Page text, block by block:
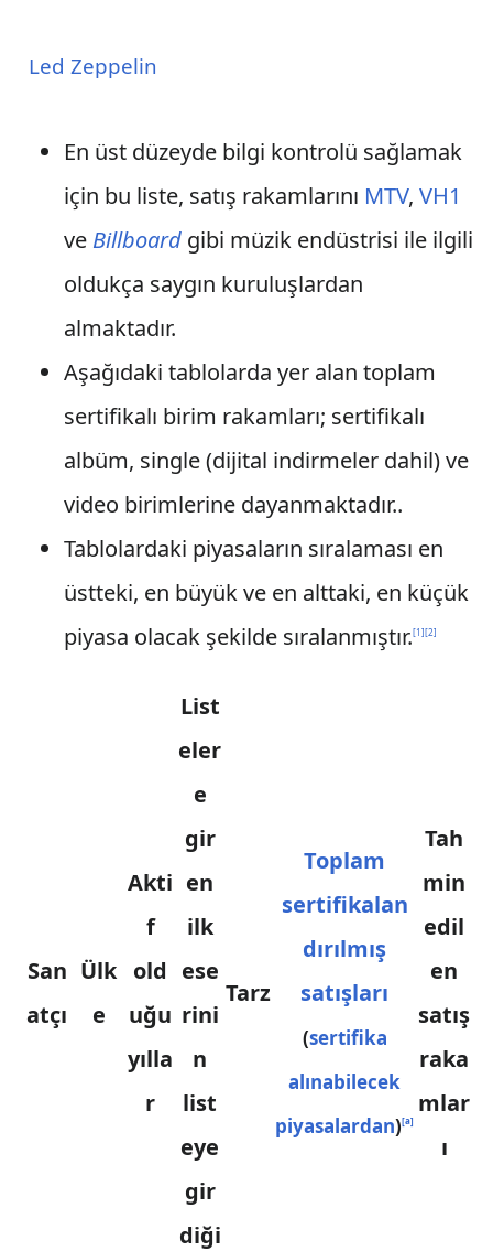
Led Zeppelin
En üst düzeyde bilgi kontrolü sağlamak
için bu liste, satış rakamlarını MTV, VH1
ve Billboardgibi müzik endüstrisi ile ilgili
oldukça saygın kuruluşlardan
almaktadır.
Aşağıdaki tablolarda yer alan toplam
sertifikalı birim rakamları; sertifikalı
albüm, single (dijital indirmeler dahil) ve
video birimlerine dayanmaktadır..
Tablolardaki piyasaların sıralaması en
üstteki, en büyük ve en alttaki, en küçük
piyasa olacak şekilde sıralanmıştır.[1][2]
San
atçı
Ülk
e
Akti
f
old
uğu
yılla
r
List
eler
e
gir
en
ilk
ese
rini
n
list
eye
gir
diği
Tarz
Toplam
sertifikalan
dırılmış
satışları
(sertifika
alınabilecek
piyasalardan)[a]
Tah
min
edil
en
satış
raka
mlar
ı